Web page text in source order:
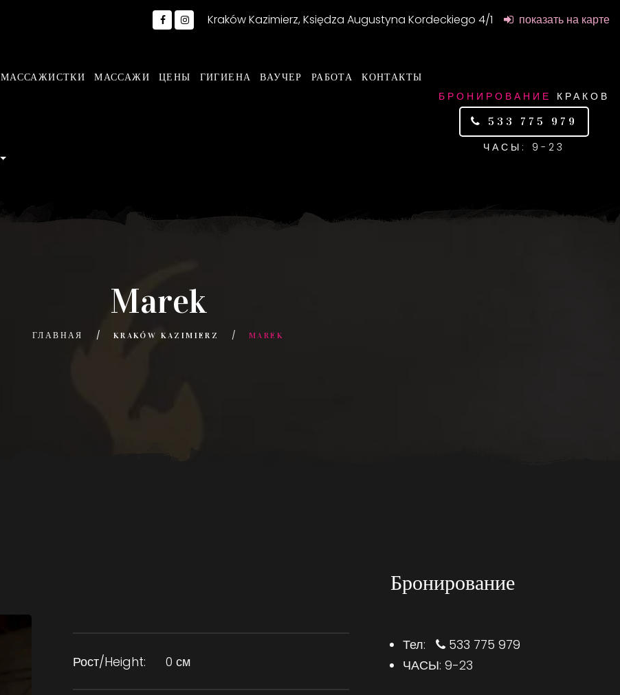
Kraków Kazimierz, Księdza Augustyna Kordeckiego 4/1 показать на карте
МАССАЖИСТКИ МАССАЖИ ЦЕНЫ ГИГИЕНА ВАУЧЕР РАБОТА КОНТАКТЫ
БРОНИРОВАНИЕ КРАКОВ
533 775 979
ЧАСЫ: 9-23
Marek
ГЛАВНАЯ KRAKÓW KAZIMIERZ MAREK
Рост/Height: 0 см
Бронирование
Тел:
533 775 979
ЧАСЫ: 9-23